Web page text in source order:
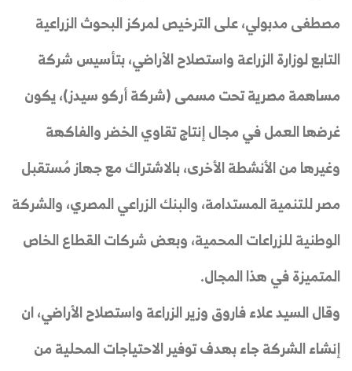
مصطفى مدبولي، على الترخيص لمركز البحوث الزراعية
التابع لوزارة الزراعة واستصلاح الأراضي، بتأسيس شركة
مساهمة مصرية تحت مسمى (شركة أركو سيدز)، يكون
غرضها العمل في مجال إنتاج تقاوي الخضر والفاكهة
وغيرها من الأنشطة الأخرى، بالاشتراك مع جهاز مُستقبل
مصر للتنمية المستدامة، والبنك الزراعي المصري، والشركة
الوطنية للزراعات المحمية، وبعض شركات القطاع الخاص
المتميزة في هذا المجال.
وقال السيد علاء فاروق وزير الزراعة واستصلاح الأراضي، ان
إنشاء الشركة جاء بهدف توفير الاحتياجات المحلية من